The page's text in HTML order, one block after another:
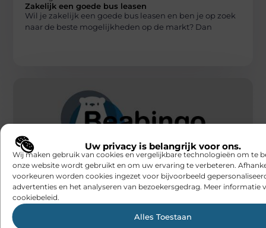
Uw privacy is belangrijk voor ons.
Wij maken gebruik van cookies en vergelijkbare technologieën om te
onze website wordt gebruikt en om uw ervaring te verbeteren.
voorkeuren worden cookies ingezet voor bijvoorbeeld
advertenties en het analyseren van bezoekersgedrag. Meer informatie
cookiebeleid.
Alles Toestaan
Zakelijk een goede bus leasen
Wil je zakelijk een goede bus leasen en ben je op zoek
naar de beste mogelijkheden op de markt? Dan
AUTO
Beabingo
Voordelen van een bestelauto leasen
Wil je een bestelauto leasen? Dan kun je natuurlijk
profiteren van veel verschillende voordelen. Op de